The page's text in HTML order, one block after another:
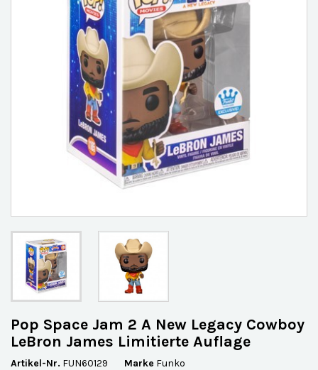
Pop Space Jam 2 A New Legacy Cowboy
LeBron James Limitierte Auflage
Artikel-Nr. FUN60129 Marke Funko